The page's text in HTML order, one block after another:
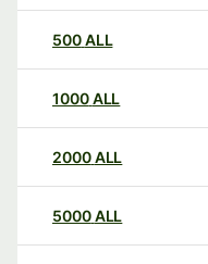
500ALL
1000ALL
2000ALL
5000ALL